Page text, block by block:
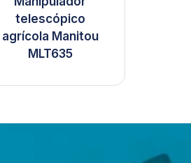
telescópico
agrícola Manitou
MLT635